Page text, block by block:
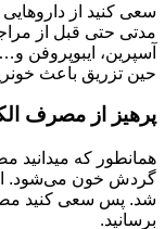
سعی کنید از
مدتی حتی قبل از
آسپرین،
حین تزریق باعث
پرهیز از مصرف
همانطور که
گردش خون می‌شود.
شد. پس سعی کنید
برسانید.